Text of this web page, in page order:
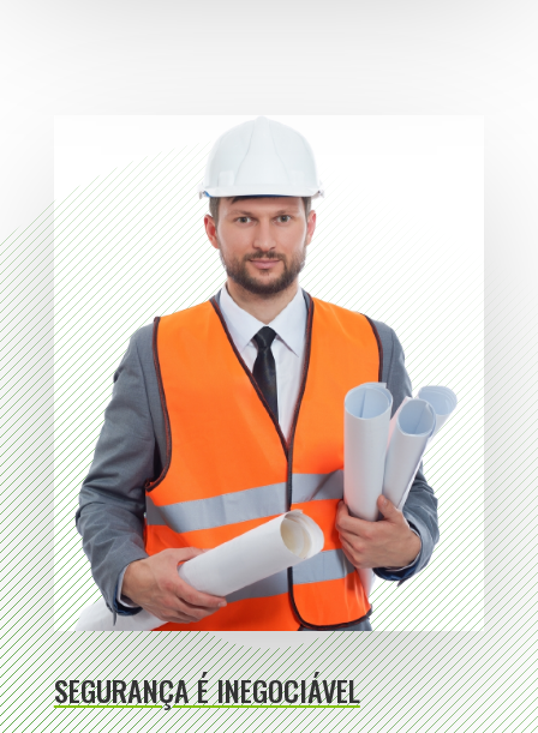
SEGURANÇA É INEGOCIÁVEL